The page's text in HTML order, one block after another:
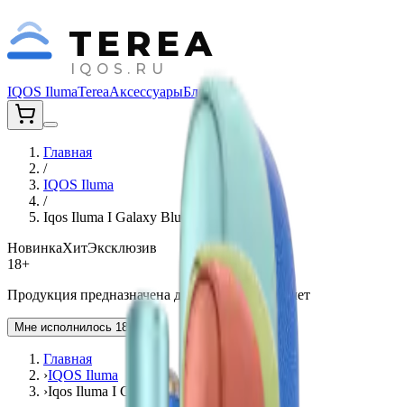
TEREA
IQOS.RU
IQOS IlumaTereaАксессуарыБлог
Главная
/
IQOS Iluma
/
Iqos Iluma I Galaxy Blue Exclusive
НовинкаХитЭксклюзив
18+
Продукция предназначена для лиц старше 18 лет
Мне исполнилось 18 лет
Главная
›IQOS Iluma
›Iqos Iluma I Galaxy Blue Exclusive